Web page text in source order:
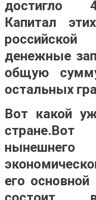
достигло
Капитал
денежные
общую
остальных
Вот какой
стране.Вот
его основной